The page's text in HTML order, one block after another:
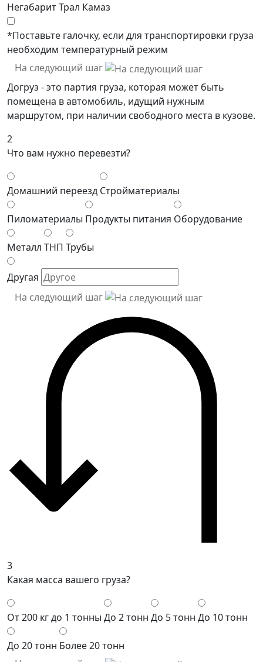
НегабаритТрал Камаз
*Поставьте галочку, если для транспортировки груза
необходим температурный режим
На следующий шаг
Догруз - это партия груза, которая может быть
помещена в автомобиль, идущий нужным
маршрутом, при наличии свободного места в кузове.
2
Что вам нужно перевезти?
Домашний переезд Стройматериалы
Пиломатериалы Продукты питания Оборудование
Металл ТНП Трубы
Другая
На следующий шаг
3
Какая масса вашего груза?
От 200 кг до 1 тонны До 2 тонн До 5 тонн До 10 тонн
До 20 тонн Более 20 тонн